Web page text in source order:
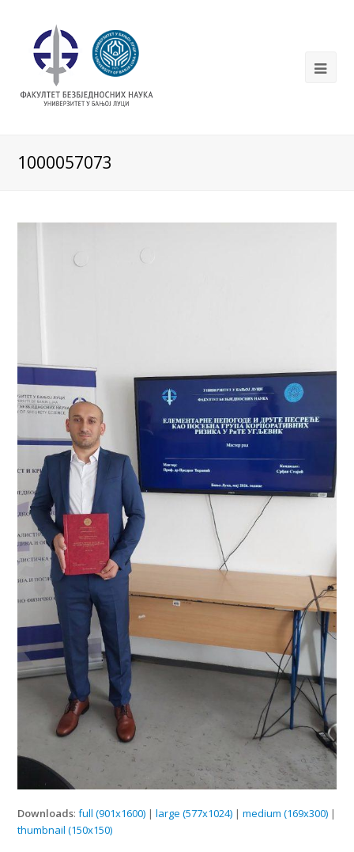
1000057073
Downloads:full (901x1600) |large (577x1024) |medium (169x300) |
thumbnail (150x150)